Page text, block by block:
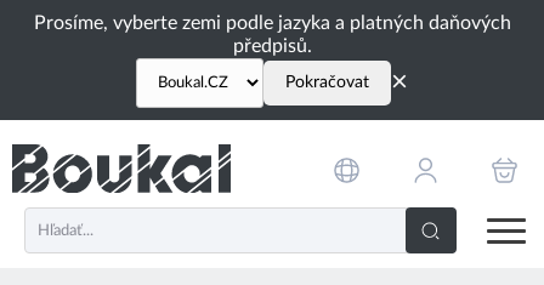
Prosíme, vyberte zemi podle jazyka a platných daňových
předpisů.
Pokračovat ×